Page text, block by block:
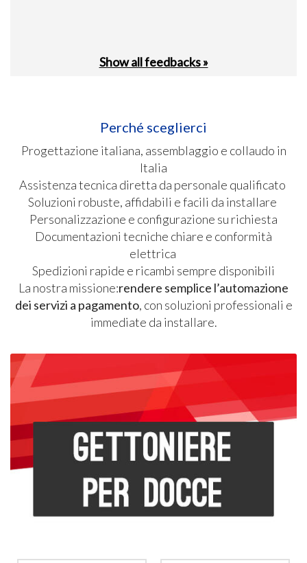
Show all feedbacks »
Perché sceglierci
Progettazione italiana, assemblaggio e collaudo in
Italia
Assistenza tecnica diretta da personale qualificato
Soluzioni robuste, affidabili e facili da installare
Personalizzazione e configurazione su richiesta
Documentazioni tecniche chiare e conformità
elettrica
Spedizioni rapide e ricambi sempre disponibili
La nostra missione:rendere semplice l’automazione
dei servizi a pagamento, con soluzioni professionali e
immediate da installare.